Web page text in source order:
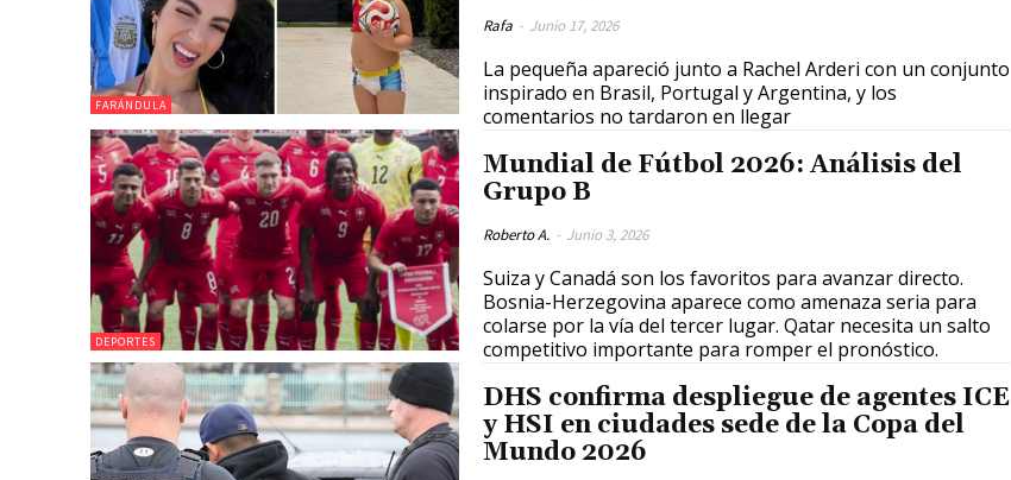
FARÁNDULA
Rafa - Junio 17, 2026
La pequeña apareció junto a Rachel Arderi con un conjunto
inspirado en Brasil, Portugal y Argentina, y los
comentarios no tardaron en llegar
DEPORTES
Mundial de Fútbol 2026: Análisis del
Grupo B
Roberto A. - Junio 3, 2026
Suiza y Canadá son los favoritos para avanzar directo.
Bosnia-Herzegovina aparece como amenaza seria para
colarse por la vía del tercer lugar. Qatar necesita un salto
competitivo importante para romper el pronóstico.
DHS confirma despliegue de agentes ICE
y HSI en ciudades sede de la Copa del
Mundo 2026